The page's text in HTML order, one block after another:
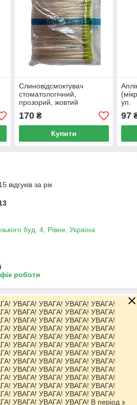
Слиновідсмоктувач
стоматологічний,
прозорий, жовтий
ковпачок, 100 шт/уп.
170₴
Купити
уп.
97
відгуків за рік
буд. 4, Рівне, Україна
роботи
УВАГА! УВАГА! УВАГА! УВАГА!
УВАГА! УВАГА! УВАГА! УВАГА!
УВАГА! УВАГА! УВАГА! УВАГА!
УВАГА! УВАГА! УВАГА! УВАГА!
УВАГА! УВАГА! УВАГА! УВАГА!
УВАГА! УВАГА! УВАГА! УВАГА!
УВАГА! УВАГА! УВАГА! УВАГА!
УВАГА! УВАГА! УВАГА! УВАГА!
УВАГА! УВАГА! УВАГА! УВАГА!
УВАГА! УВАГА! УВАГА! УВАГА!
УВАГА! УВАГА! УВАГА! УВАГА!
УВАГА! УВАГА! УВАГА! УВАГА!
УВАГА! УВАГА! УВАГА! В період з